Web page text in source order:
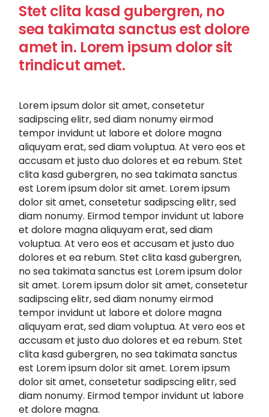
Stet clita kasd gubergren, no
sea takimata sanctus est dolore
amet in. Lorem ipsum dolor sit
trindicut amet.
Lorem ipsum dolor sit amet, consetetur
sadipscing elitr, sed diam nonumy eirmod
tempor invidunt ut labore et dolore magna
aliquyam erat, sed diam voluptua. At vero eos et
accusam et justo duo dolores et ea rebum. Stet
clita kasd gubergren, no sea takimata sanctus
est Lorem ipsum dolor sit amet. Lorem ipsum
dolor sit amet, consetetur sadipscing elitr, sed
diam nonumy. Eirmod tempor invidunt ut labore
et dolore magna aliquyam erat, sed diam
voluptua. At vero eos et accusam et justo duo
dolores et ea rebum. Stet clita kasd gubergren,
no sea takimata sanctus est Lorem ipsum dolor
sit amet. Lorem ipsum dolor sit amet, consetetur
sadipscing elitr, sed diam nonumy eirmod
tempor invidunt ut labore et dolore magna
aliquyam erat, sed diam voluptua. At vero eos et
accusam et justo duo dolores et ea rebum. Stet
clita kasd gubergren, no sea takimata sanctus
est Lorem ipsum dolor sit amet. Lorem ipsum
dolor sit amet, consetetur sadipscing elitr, sed
diam nonumy. Eirmod tempor invidunt ut labore
et dolore magna.